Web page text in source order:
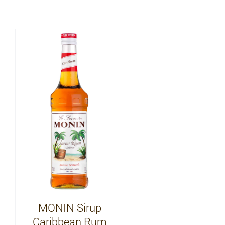
MONIN Sirup
Caribbean Rum